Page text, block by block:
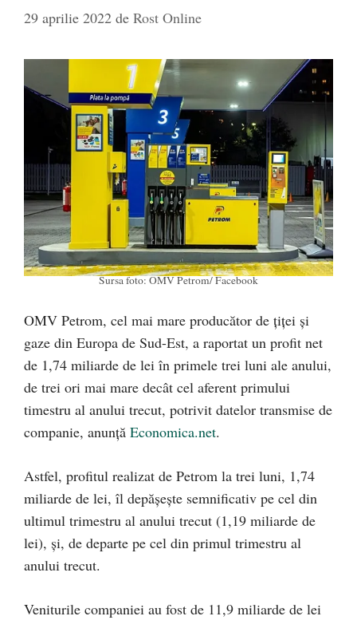
29 aprilie 2022 de Rost Online
Sursa foto: OMV Petrom/ Facebook
OMV Petrom, cel mai mare producător de țiței și
gaze din Europa de Sud-Est, a raportat un profit net
de 1,74 miliarde de lei în primele trei luni ale anului,
de trei ori mai mare decât cel aferent primului
timestru al anului trecut, potrivit datelor transmise de
companie, anunță Economica.net.
Astfel, profitul realizat de Petrom la trei luni, 1,74
miliarde de lei, îl depășește semnificativ pe cel din
ultimul trimestru al anului trecut (1,19 miliarde de
lei), și, de departe pe cel din primul trimestru al
anului trecut.
Veniturile companiei au fost de 11,9 miliarde de lei